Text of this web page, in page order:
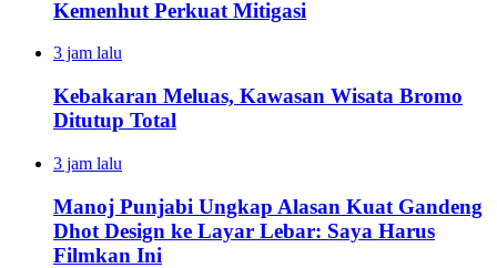
Kemenhut Perkuat Mitigasi
3 jam lalu
Kebakaran Meluas, Kawasan Wisata Bromo
Ditutup Total
3 jam lalu
Manoj Punjabi Ungkap Alasan Kuat Gandeng
Dhot Design ke Layar Lebar: Saya Harus
Filmkan Ini